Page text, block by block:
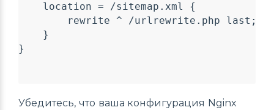
    location = /sitemap.xml {
        rewrite ^ /urlrewrite.php last;
    }
}
Убедитесь, что ваша конфигурация Nginx